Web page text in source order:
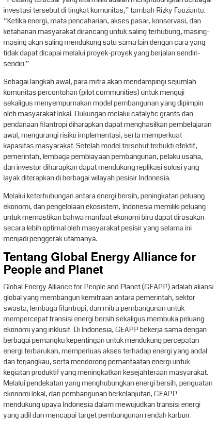
investasi tersebut di tingkat komunitas,” tambah Rizky Fauzianto.
“Ketika energi, mata pencaharian, akses pasar, konservasi, dan
ketahanan masyarakat dirancang untuk saling terhubung, masing-
masing akan saling mendukung satu sama lain dengan cara yang
tidak dapat dicapai melalui proyek-proyek yang berjalan sendiri-
sendiri.”
Sebagai langkah awal, para mitra akan mendampingi sejumlah
komunitas percontohan (pilot communities) untuk menguji
sekaligus menyempurnakan model pembangunan yang dipimpin
oleh masyarakat lokal. Dukungan melalui catalytic grants dan
pendanaan filantropi diharapkan dapat menghasilkan pembelajaran
awal, mengurangi risiko implementasi, serta memperkuat
kapasitas masyarakat. Setelah model tersebut terbukti efektif,
pemerintah, lembaga pembiayaan pembangunan, pelaku usaha,
dan investor diharapkan dapat mendukung replikasi solusi yang
layak diterapkan di berbagai wilayah pesisir Indonesia.
Melalui keterhubungan antara energi bersih, peningkatan peluang
ekonomi, dan pengelolaan ekosistem, Indonesia memiliki peluang
untuk memastikan bahwa manfaat ekonomi biru dapat dirasakan
secara lebih optimal oleh masyarakat pesisir yang selama ini
menjadi penggerak utamanya.
Tentang Global Energy Alliance for
People and Planet
Global Energy Alliance for People and Planet (GEAPP) adalah aliansi
global yang membangun kemitraan antara pemerintah, sektor
swasta, lembaga filantropi, dan mitra pembangunan untuk
mempercepat transisi energi bersih sekaligus membuka peluang
ekonomi yang inklusif. Di Indonesia, GEAPP bekerja sama dengan
berbagai pemangku kepentingan untuk mendukung percepatan
energi terbarukan, memperluas akses terhadap energi yang andal
dan terjangkau, serta mendorong pemanfaatan energi untuk
kegiatan produktif yang meningkatkan kesejahteraan masyarakat.
Melalui pendekatan yang menghubungkan energi bersih, penguatan
ekonomi lokal, dan pembangunan berkelanjutan, GEAPP
mendukung upaya Indonesia dalam mewujudkan transisi energi
yang adil dan mencapai target pembangunan rendah karbon.